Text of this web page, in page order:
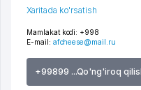
Mamlakat kodi: +998
E-mail: afcheese@mail.ru
+99899 ...Qo'ng'iroq
Xaritada ko'rsatish